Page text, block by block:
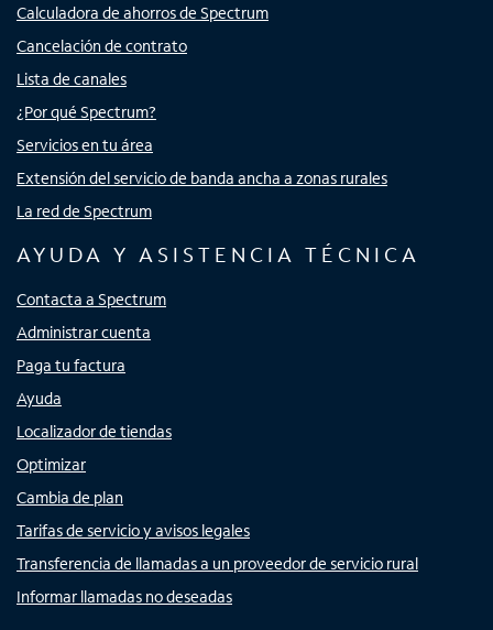
Calculadora de ahorros de Spectrum
Cancelación de contrato
Lista de canales
¿Por qué Spectrum?
Servicios en tu área
Extensión del servicio de banda ancha a zonas rurales
La red de Spectrum
AYUDA Y ASISTENCIA TÉCNICA
Contacta a Spectrum
Administrar cuenta
Paga tu factura
Ayuda
Localizador de tiendas
Optimizar
Cambia de plan
Tarifas de servicio y avisos legales
Transferencia de llamadas a un proveedor de servicio rural
Informar llamadas no deseadas